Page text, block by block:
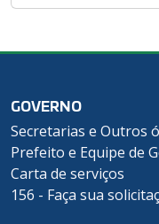
GOVERNO
Secretarias e Outros
Prefeito e Equipe de
Carta de serviços
156 - Faça sua